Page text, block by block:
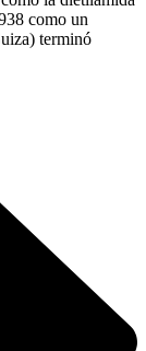
como un
terminó